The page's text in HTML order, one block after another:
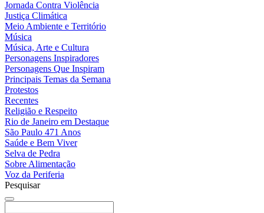
Jornada Contra Violência
Justiça Climática
Meio Ambiente e Território
Música
Música, Arte e Cultura
Personagens Inspiradores
Personagens Que Inspiram
Principais Temas da Semana
Protestos
Recentes
Religião e Respeito
Rio de Janeiro em Destaque
São Paulo 471 Anos
Saúde e Bem Viver
Selva de Pedra
Sobre Alimentação
Voz da Periferia
Pesquisar